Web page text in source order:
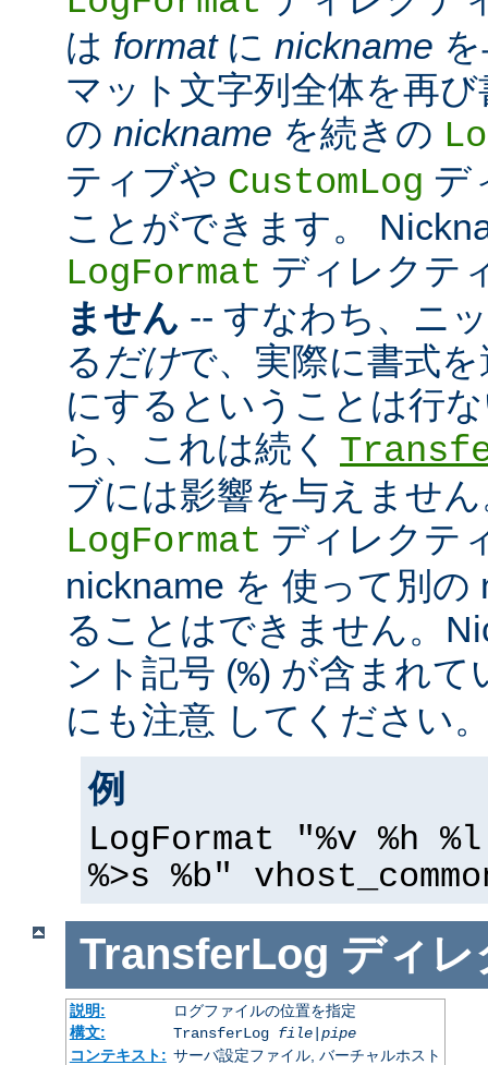
は formatに nickname
マット文字列全体を再
の nickname を続きの
ティブや CustomLog デ
ことができます。
LogFormat ディレクテ
ません -- すなわち、ニ
る だけで、実際に書式
にするということは行
ら、これは続く
ブには影響を与えませ
LogFormat ディレクテ
nickname を 使って別の
ることはできません。
ント記号 (%) が含まれて
にも注意 してください
例
LogFormat "%v %h
%>s %b"
TransferLog ディレ
説明:
ログファイルの位置を指定
構文:
TransferLog file| pipe
コンテキスト: サーバ設定ファイル, バーチャルホスト